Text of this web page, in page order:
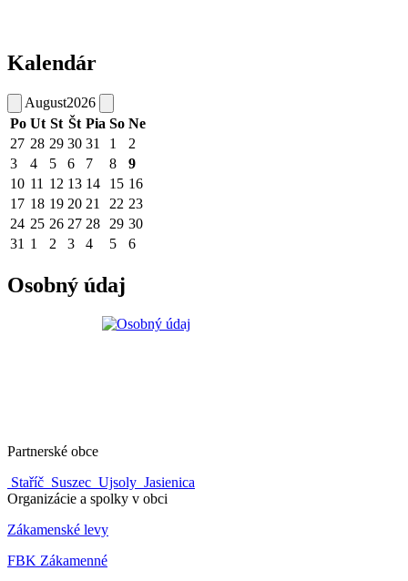
Kalendár
August2026
Po Ut St Št Pia So Ne
27 28 29 30 31 1
2
3
4 5 6 7 8
9
10 11 12 13 14 15 16
17 18 19 20 21 22 23
24 25 26 27 28 29 30
31 1 2 3 4 5 6
Osobný údaj
Partnerské obce
Staříč Suszec Ujsoly Jasienica
Organizácie a spolky v obci
Zákamenské levy
FBK Zákamenné